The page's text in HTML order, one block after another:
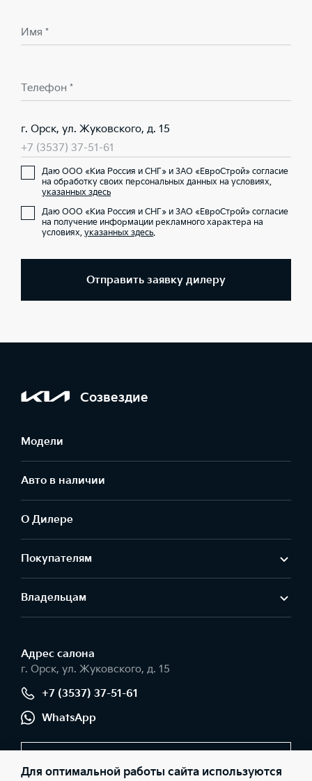
Имя *
Телефон *
г. Орск, ул. Жуковского, д. 15
+7 (3537) 37-51-61
Даю ООО «Киа Россия и СНГ» и ЗАО «ЕвроСтрой» согласие
на обработку своих персональных данных на условиях,
указанных здесь
Даю ООО «Киа Россия и СНГ» и ЗАО «ЕвроСтрой» согласие
на получение информации рекламного характера на
условиях, указанных здесь.
Отправить заявку дилеру
Созвездие
Модели
Авто в наличии
О Дилере
Покупателям
Владельцам
Адрес салонa
г. Орск, ул. Жуковского, д. 15
+7 (3537) 37-51-61
WhatsApp
Для оптимальной работы сайта используются